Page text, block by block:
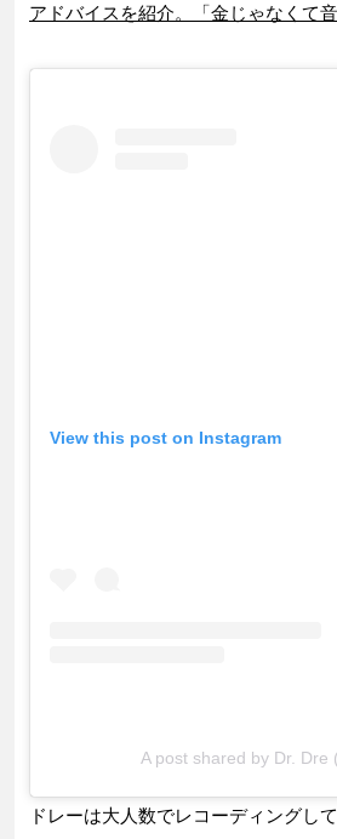
アドバイスを紹介。「金じゃなくて音
View this post on Instagram
A post shared by Dr. Dre
ドレーは大人数でレコーディングし